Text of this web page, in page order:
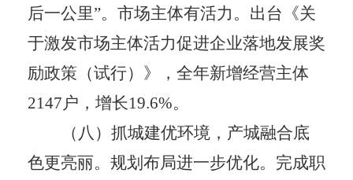
后一公里”。市场主体有活力。 出台《关
于激发市场主体活力促进企业落地发展奖
励政策（试行）》， 全年新增经营主体
2147户，增长19.6%。
（八）抓城建优环境，产城融合底
色更亮丽。规划布局进一步优化。 完成职